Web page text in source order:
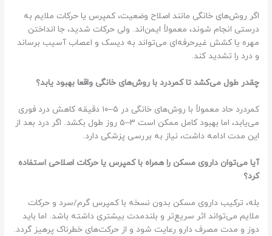
اگر روش‌های خانگی مانند اصلاح وضعیت، کمپرس یا حرکات ملایم به
درستی انجام شوند، معمولاً ایمن‌اند. ولی حرکات شدید، جا انداختن
مهره یا کشش غیرحرفه‌ای می‌تواند به دیسک و اعصاب آسیب برساند
و درد را تشدید کند.
چقدر طول می‌کشد تا کمردرد با روش‌های خانگی واقعا بهبود یابد؟
کمردرد حاد معمولاً با روش‌های خانگی در ۵–۱۰ دقیقه کاهش درد فوری
می‌یابد، اما بهبود کامل ممکن است ۳–۵ روز طول بکشد. اگر درد بعد از
این مدت ادامه داشت، نیاز به بررسی پزشکی دارد.
آیا می‌توان داروی مسکن را همراه با کمپرس یا حرکات اصلاحی استفاده
کرد؟
بله، ترکیب داروی مسکن بدون نسخه با کمپرس گرم/سرد و حرکات
ملایم می‌تواند اثر سریع‌تر و بلندمدت بیشتری داشته باشد. اما باید
دوز و مدت مصرف دارو رعایت شود و از حرکت‌های خطرناک پرهیز گردد.